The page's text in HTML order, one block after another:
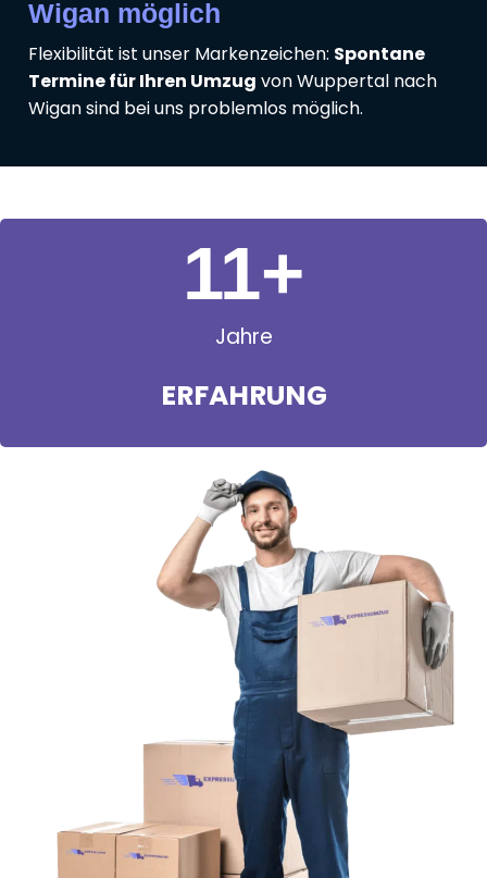
Wigan möglich
Flexibilität ist unser Markenzeichen: Spontane
Termine für Ihren Umzug von Wuppertal nach
Wigan sind bei uns problemlos möglich.
Jahre
ERFAHRUNG
11+